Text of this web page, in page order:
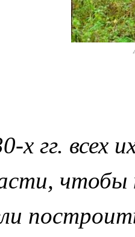
х гг. всех
чтобы